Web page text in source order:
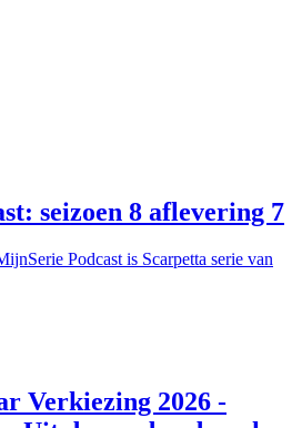
seizoen 8 aflevering 7
Podcast is Scarpetta serie van
Verkiezing 2026 -